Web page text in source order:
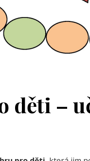
děti –